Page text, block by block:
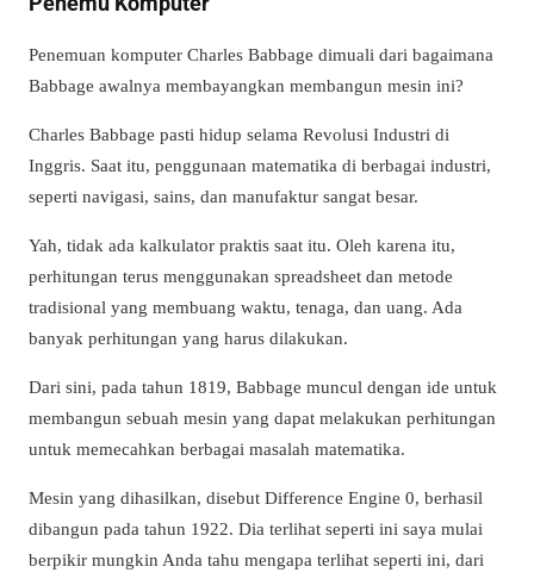
Penemuan komputer Charles Babbage dimuali dari bagaimana
Babbage awalnya membayangkan membangun mesin ini?
Charles Babbage pasti hidup selama Revolusi Industri di
Inggris. Saat itu, penggunaan matematika di berbagai industri,
seperti navigasi, sains, dan manufaktur sangat besar.
Yah, tidak ada kalkulator praktis saat itu. Oleh karena itu,
perhitungan terus menggunakan spreadsheet dan metode
tradisional yang membuang waktu, tenaga, dan uang. Ada
banyak perhitungan yang harus dilakukan.
Dari sini, pada tahun 1819, Babbage muncul dengan ide untuk
membangun sebuah mesin yang dapat melakukan perhitungan
untuk memecahkan berbagai masalah matematika.
Mesin yang dihasilkan, disebut Difference Engine 0, berhasil
dibangun pada tahun 1922. Dia terlihat seperti ini saya mulai
berpikir mungkin Anda tahu mengapa terlihat seperti ini, dari